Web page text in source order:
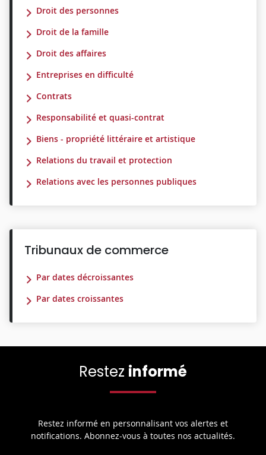
Droit des personnes
Droit de la famille
Droit des affaires
Entreprises en difficulté
Contrats
Responsabilité et quasi-contrat
Biens - propriété littéraire et artistique
Relations du travail et protection
Relations avec les personnes publiques
Tribunaux de commerce
Par dates décroissantes
Par dates croissantes
Restez informé
Restez informé en personnalisant vos alertes et
notifications. Abonnez-vous à toutes nos actualités.